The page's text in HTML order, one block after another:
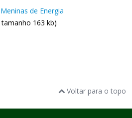
de Energia
163 kb)
Voltar para o topo